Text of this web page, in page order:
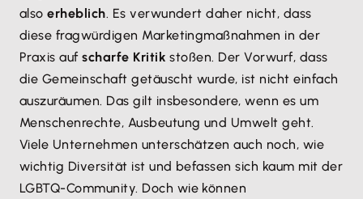
alsoerheblich. Es verwundert daher nicht, dass
diese fragwürdigen Marketingmaßnahmen in der
Praxis aufscharfe Kritik stoßen. Der Vorwurf, dass
die Gemeinschaft getäuscht wurde, ist nicht einfach
auszuräumen. Das gilt insbesondere, wenn es um
Menschenrechte, Ausbeutung und Umwelt geht.
Viele Unternehmen unterschätzen auch noch, wie
wichtig Diversität ist und befassen sich kaum mit der
LGBTQ-Community. Doch wie können